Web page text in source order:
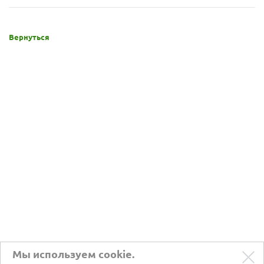
Вернуться
Мы используем cookie.